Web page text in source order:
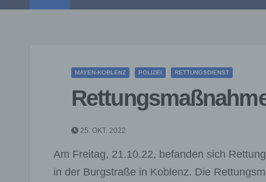
MAYEN-KOBLENZ POLIZEI RETTUNGSDIENST
25. OKT. 2022
Am Freitag, 21.10.22, befanden sich
in der Burgstraße in Koblenz. Die